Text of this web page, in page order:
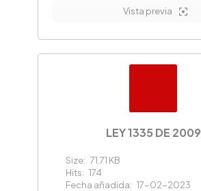
Vista previa
LEY 1335 DE 2009
Size: 71.71 KB
Hits: 174
Fecha añadida: 17-02-2023